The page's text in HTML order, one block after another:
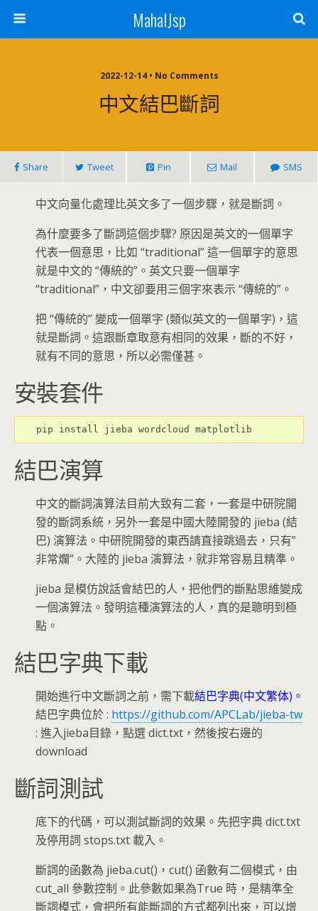
MahalJsp
2022-12-14 • No Comments
中文結巴斷詞
Share Tweet Pin Mail SMS
中文向量化處理比英文多了一個步驟，就是斷詞。
為什麼要多了斷詞這個步驟? 原因是英文的一個單字
代表一個意思，比如 “traditional” 這一個單字的意思
就是中文的 “傳統的”。英文只要一個單字
“traditional”，中文卻要用三個字來表示 “傳統的”。
把 “傳統的” 變成一個單字 (類似英文的一個單字)，這
就是斷詞。這跟斷章取意有相同的效果，斷的不好，
就有不同的意思，所以必需僅甚。
安裝套件
pip install jieba wordcloud matplotlib
結巴演算
中文的斷詞演算法目前大致有二套，一套是中研院開
發的斷詞系統，另外一套是中國大陸開發的 jieba (結
巴) 演算法。中研院開發的東西請直接跳過去，只有”
非常爛”。大陸的 jieba 演算法，就非常容易且精準。
jieba 是模仿說話會結巴的人，把他們的斷點思維變成
一個演算法。發明這種演算法的人，真的是聰明到極
點。
結巴字典下載
開始進行中文斷詞之前，需下載結巴字典(中文繁体)。
結巴字典位於 : https://github.com/APCLab/jieba-tw
: 進入jieba目錄，點選 dict.txt，然後按右邊的
download
斷詞測試
底下的代碼，可以測試斷詞的效果。先把字典 dict.txt
及停用詞 stops.txt 載入。
斷詞的函數為 jieba.cut()，cut() 函數有二個模式，由
cut_all 參數控制。此參數如果為True 時，是精準全
斷詞模式，會把所有能斷詞的方式都列出來，可以增